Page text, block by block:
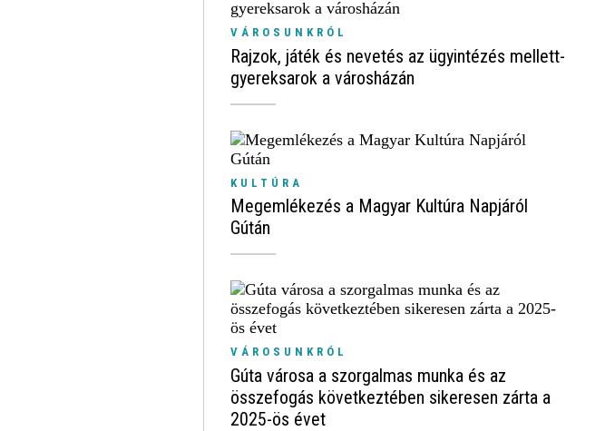
VÁROSUNKRÓL
Rajzok, játék és nevetés az ügyintézés mellett-
gyereksarok a városházán
KULTÚRA
Megemlékezés a Magyar Kultúra Napjáról
Gútán
VÁROSUNKRÓL
Gúta városa a szorgalmas munka és az
összefogás következtében sikeresen zárta a
2025-ös évet